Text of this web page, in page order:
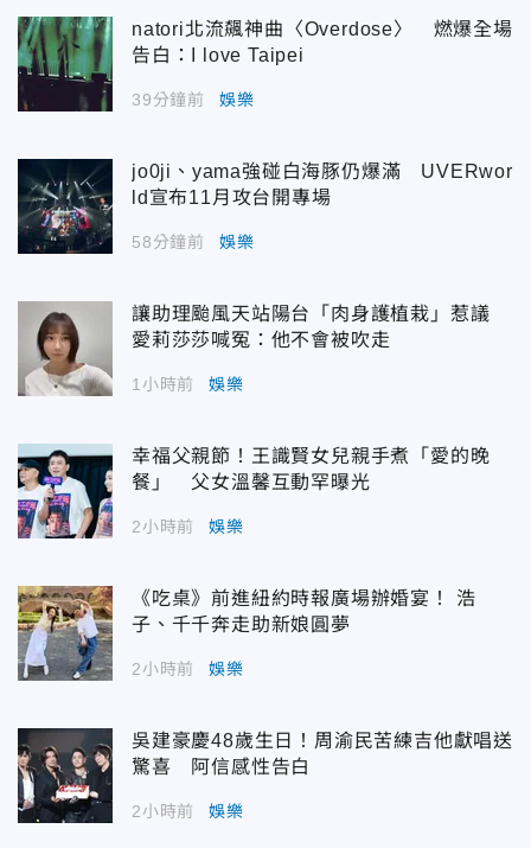
natori北流飆神曲〈Overdose〉 燃爆全場
告白：I love Taipei
39分鐘前 娛樂
jo0ji、yama強碰白海豚仍爆滿 UVERwor
ld宣布11月攻台開專場
58分鐘前 娛樂
讓助理颱風天站陽台「肉身護植栽」惹議
愛莉莎莎喊冤：他不會被吹走
1小時前 娛樂
幸福父親節！王識賢女兒親手煮「愛的晚
餐」 父女溫馨互動罕曝光
2小時前 娛樂
《吃桌》前進紐約時報廣場辦婚宴！ 浩
子、千千奔走助新娘圓夢
2小時前 娛樂
吳建豪慶48歲生日！周渝民苦練吉他獻唱送
驚喜 阿信感性告白
2小時前 娛樂